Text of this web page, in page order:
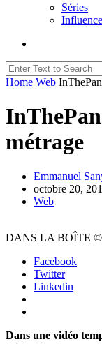
Séries
Home Web
métrage
Emmanuel
octobre 20,
Web
DANS LA BOÎTE ©
Facebook
Twitter
Linkedin
Dans une vidéo